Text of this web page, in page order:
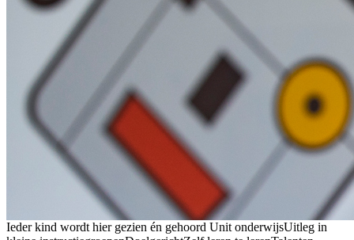
Ieder kind wordt hier gezien én gehoord Unit onderwijsUitleg in